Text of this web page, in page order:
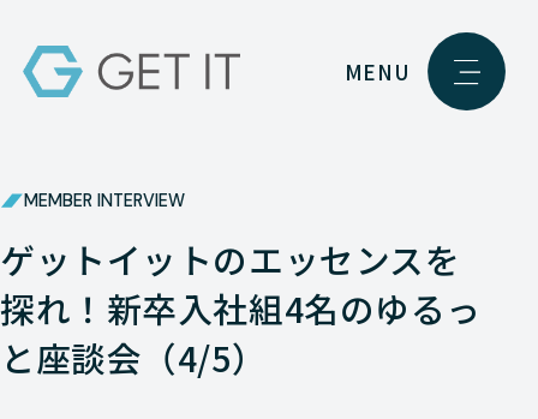
MENU
MEMBER INTERVIEW
ゲットイットのエッセンスを
探れ！新卒入社組4名のゆるっ
と座談会（4/5）